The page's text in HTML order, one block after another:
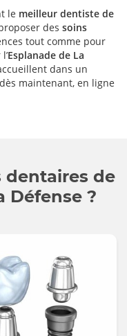
le meilleur dentiste de
des soins
tout comme pour
Esplanade de La
dans un
maintenant, en ligne
dentaires de
Défense ?